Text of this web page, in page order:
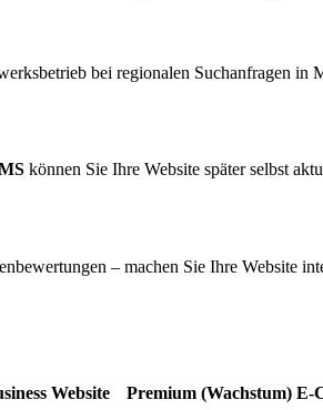
bei regionalen Suchanfragen in
können Sie Ihre Website später selbst
– machen Sie Ihre Website
Website Premium (Wachstum) E-